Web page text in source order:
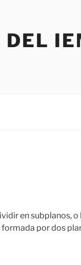
DEL
en subplanos,
por dos